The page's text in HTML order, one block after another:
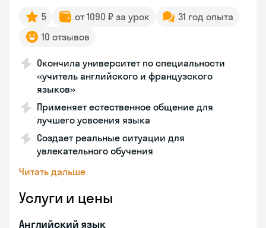
5 от 1090 ₽ за урок
31 год опыта
10 отзывов
Окончила университет по специальности
«учитель английского и французского
языков»
Применяет естественное общение для
лучшего усвоения языка
Создает реальные ситуации для
увлекательного обучения
Читать дальше
Услуги и цены
Английский язык